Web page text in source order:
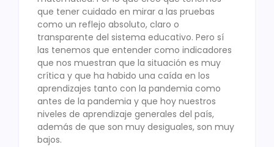
que tener cuidado en mirar a las pruebas
como un reflejo absoluto, claro o
transparente del sistema educativo. Pero sí
las tenemos que entender como indicadores
que nos muestran que la situación es muy
crítica y que ha habido una caída en los
aprendizajes tanto con la pandemia como
antes de la pandemia y que hoy nuestros
niveles de aprendizaje generales del país,
además de que son muy desiguales, son muy
bajos.